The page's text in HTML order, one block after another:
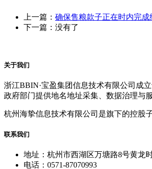
上一篇： 确保售粮款子正在时内完成
下一篇：没有了
关于我们
浙江BBIN·宝盈集团信息技术有限公司成
政府部门提供地名地址采集、数据治理与
杭州海挚信息技术有限公司是旗下的控股
联系我们
地址：杭州市西湖区万塘路8号黄龙
电话：0571-87070993